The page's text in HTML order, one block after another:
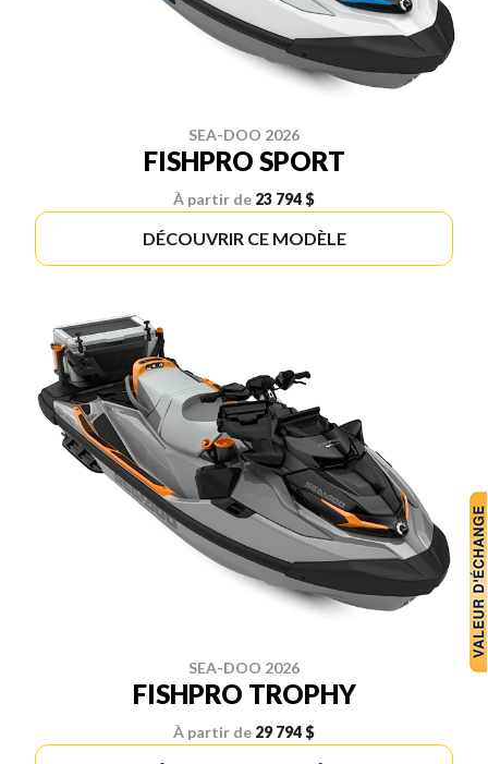
SEA-DOO 2026
FISHPRO SPORT
À partir de 23 794 $
DÉCOUVRIR CE MODÈLE
SEA-DOO 2026
FISHPRO TROPHY
À partir de 29 794 $